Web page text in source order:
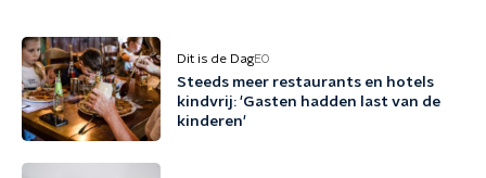
Dit is de DagEO
Steeds meer restaurants en hotels
kindvrij: 'Gasten hadden last van de
kinderen'